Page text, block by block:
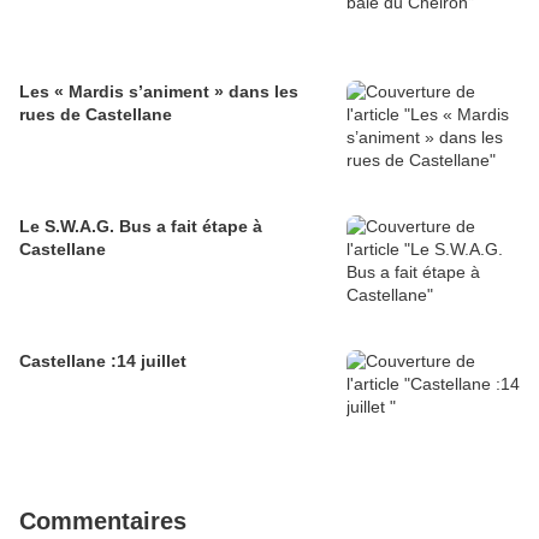
Les « Mardis s’animent » dans les
rues de Castellane
Le S.W.A.G. Bus a fait étape à
Castellane
Castellane :14 juillet
Commentaires